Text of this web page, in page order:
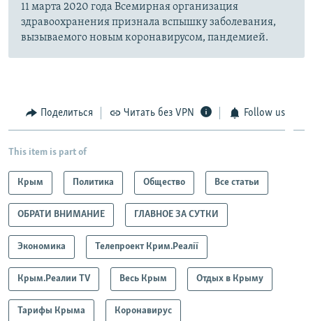
11 марта 2020 года Всемирная организация
здравоохранения признала вспышку заболевания,
вызываемого новым коронавирусом, пандемией.
Поделиться Читать без VPN Follow us
This item is part of
Крым Политика Общество Все статьи
ОБРАТИ ВНИМАНИЕ ГЛАВНОЕ ЗА СУТКИ
Экономика Телепроект Крим.Реалії
Крым.Реалии TV Весь Крым Отдых в Крыму
Тарифы Крыма Коронавирус